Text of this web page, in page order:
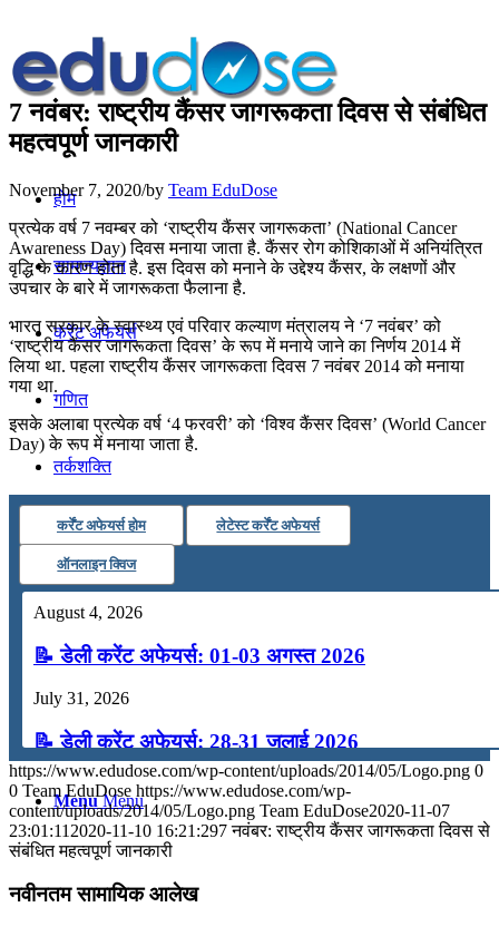
होम
सामान्यज्ञान
करेंट अफेयर्स
गणित
तर्कशक्ति
कंप्यूटर
मॉक टेस्ट
टुडेज जीके
Menu Menu
7 नवंबर: राष्ट्रीय कैंसर जागरूकता दिवस से संबंधित
महत्वपूर्ण जानकारी
November 7, 2020/by Team EduDose
प्रत्येक वर्ष 7 नवम्बर को ‘राष्ट्रीय कैंसर जागरूकता’ (National Cancer
Awareness Day) दिवस मनाया जाता है. कैंसर रोग कोशिकाओं में अनियंत्रित
वृद्धि के कारण होता है. इस दिवस को मनाने के उद्देश्य कैंसर, के लक्षणों और
उपचार के बारे में जागरूकता फैलाना है.
भारत सरकार के स्वास्थ्य एवं परिवार कल्याण मंत्रालय ने ‘7 नवंबर’ को
‘राष्ट्रीय कैंसर जागरूकता दिवस’ के रूप में मनाये जाने का निर्णय 2014 में
लिया था. पहला राष्ट्रीय कैंसर जागरूकता दिवस 7 नवंबर 2014 को मनाया
गया था.
इसके अलाबा प्रत्येक वर्ष ‘4 फरवरी’ को ‘विश्व कैंसर दिवस’ (World Cancer
Day) के रूप में मनाया जाता है.
कर्रेंट अफेयर्स होम लेटेस्ट कर्रेंट अफेयर्स
ऑनलाइन क्विज
August 4, 2026
📝 डेली करेंट अफेयर्स: 01-03 अगस्त 2026
July 31, 2026
📝 डेली करेंट अफेयर्स: 28-31 जुलाई 2026
July 28, 2026
📝 डेली करेंट अफेयर्स: 25-27 जुलाई 2026
https://www.edudose.com/wp-content/uploads/2014/05/Logo.png 0
0 Team EduDose https://www.edudose.com/wp-
content/uploads/2014/05/Logo.png Team EduDose2020-11-07
23:01:11 2020-11-10 16:21:297 नवंबर: राष्ट्रीय कैंसर जागरूकता दिवस से
संबंधित महत्वपूर्ण जानकारी
नवीनतम सामायिक आलेख